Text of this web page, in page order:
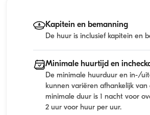
Kapitein en bemanning
De huur is inclusief kapitein en
Minimale huurtijd en
De minimale huurduur en in-/
kunnen variëren afhankelijk van
minimale duur is 1 nacht voor
2 uur voor huur per uur.